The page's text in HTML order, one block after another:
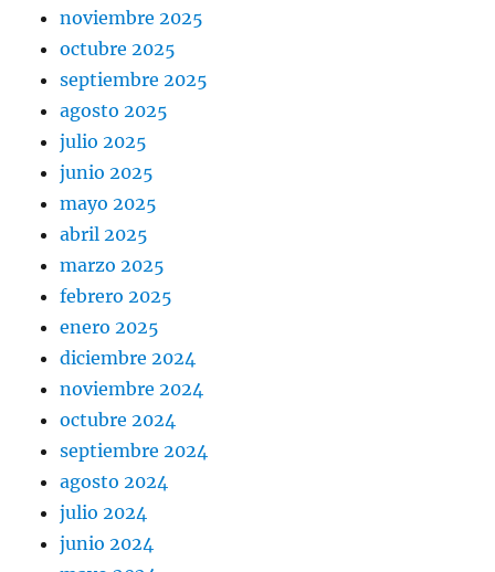
noviembre 2025
octubre 2025
septiembre 2025
agosto 2025
julio 2025
junio 2025
mayo 2025
abril 2025
marzo 2025
febrero 2025
enero 2025
diciembre 2024
noviembre 2024
octubre 2024
septiembre 2024
agosto 2024
julio 2024
junio 2024